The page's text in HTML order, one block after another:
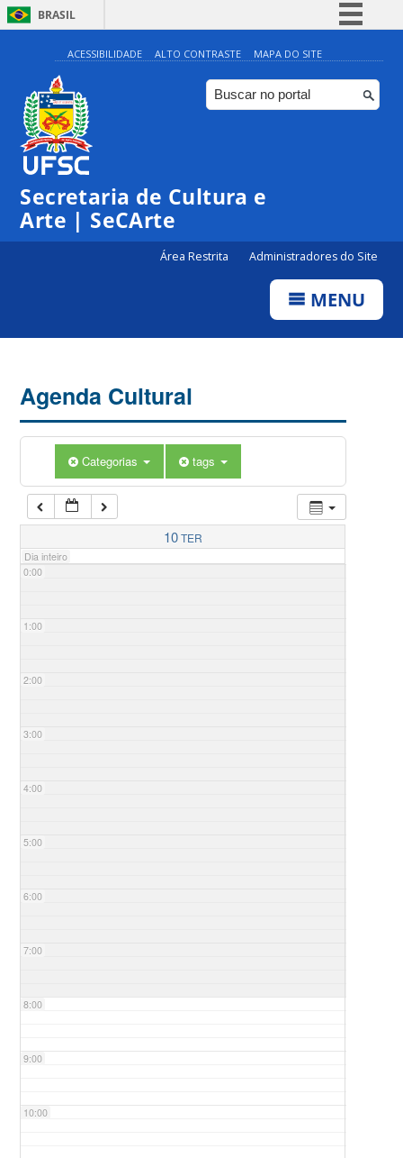
BRASIL
Simplifique!
Comunica BR
Participe
ACESSIBILIDADE ALTO CONTRASTE MAPA DO SITE
Secretaria de Cultura e
Arte | SeCArte
Área Restrita Administradores do Site
MENU
Agenda Cultural
Categorias tags
10TER
Dia inteiro
0:00
1:00
2:00
3:00
4:00
5:00
6:00
7:00
8:00
9:00
10:00